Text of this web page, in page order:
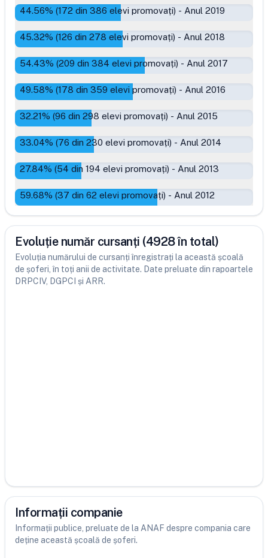
44.56% (172 din 386 elevi promovați) - Anul 2019
45.32% (126 din 278 elevi promovați) - Anul 2018
54.43% (209 din 384 elevi promovați) - Anul 2017
49.58% (178 din 359 elevi promovați) - Anul 2016
32.21% (96 din 298 elevi promovați) - Anul 2015
33.04% (76 din 230 elevi promovați) - Anul 2014
27.84% (54 din 194 elevi promovați) - Anul 2013
59.68% (37 din 62 elevi promovați) - Anul 2012
Evoluție număr cursanți (4928 în total)
Evoluția numărului de cursanți înregistrați la această școală
de șoferi, în toți anii de activitate. Date preluate din rapoartele
DRPCIV, DGPCI și ARR.
Informații companie
Informații publice, preluate de la ANAF despre compania care
deține această școală de șoferi.